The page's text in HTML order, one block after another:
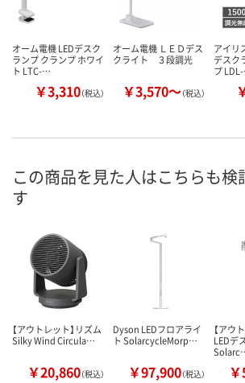
オーム電機 LEDデスク
ランプ クランプ ホワイ
ト LTC-…
￥3,310（税込）
オーム電機 ＬＥＤデス
クライト ３段調光
￥3,570～（税込）
アイリ
デスク
プ
この商品を見た人はこちらも検
す
【アウトレット】リズム
Silky Wind Circula…
￥20,860（税込）
Dyson LEDフロアライ
ト SolarcycleMorp…
￥97,900（税込）
【アウ
LEDデ